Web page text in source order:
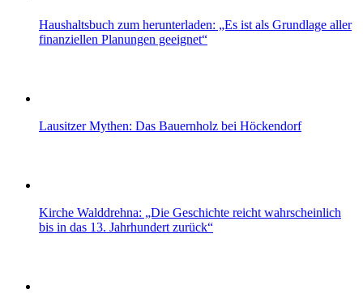
Haushaltsbuch zum herunterladen: „Es ist als Grundlage aller
finanziellen Planungen geeignet“
Lausitzer Mythen: Das Bauernholz bei Höckendorf
Kirche Walddrehna: „Die Geschichte reicht wahrscheinlich
bis in das 13. Jahrhundert zurück“